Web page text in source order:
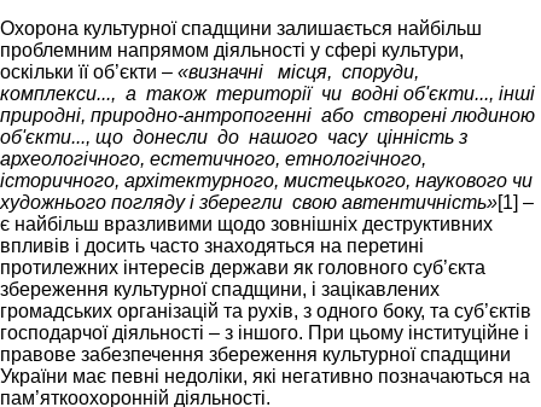
Охорона культурної спадщини залишається найбільш
проблемним напрямом діяльності у сфері культури,
оскільки її об’єкти – «визначні місця, споруди,
комплекси..., а також території чи водні об'єкти..., інші
природні, природно-антропогенні або створені людиною
об'єкти..., що донесли до нашого часу цінність з
археологічного, естетичного, етнологічного,
історичного, архітектурного, мистецького, наукового чи
художнього погляду і зберегли свою автентичність»[1] –
є найбільш вразливими щодо зовнішніх деструктивних
впливів і досить часто знаходяться на перетині
протилежних інтересів держави як головного суб’єкта
збереження культурної спадщини, і зацікавлених
громадських організацій та рухів, з одного боку, та суб’єктів
господарчої діяльності – з іншого. При цьому інституційне і
правове забезпечення збереження культурної спадщини
України має певні недоліки, які негативно позначаються на
пам’яткоохоронній діяльності.